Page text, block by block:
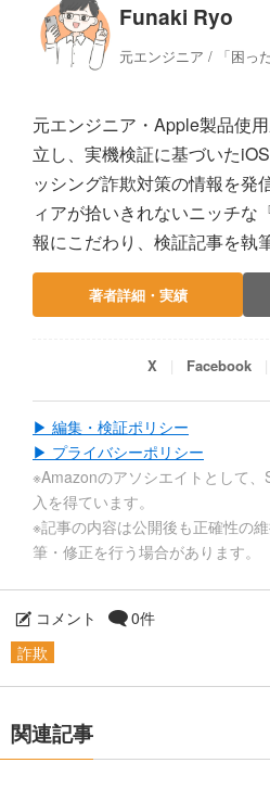
Funaki Ryo
元エンジニア / 「困っ
元エンジニア・Apple製品使
立し、実機検証に基づいた
ッシング詐欺対策の情報を発
ィアが拾いきれないニッチな
報にこだわり、検証記事を執
著者詳細・実績
X Facebook
▶ 編集・検証ポリシー
▶ プライバシーポリシー
※Amazonのアソシエイトとして、
入を得ています。
※記事の内容は公開後も正確性の
筆・修正を行う場合があります。
コメント
0件
詐欺
関連記事